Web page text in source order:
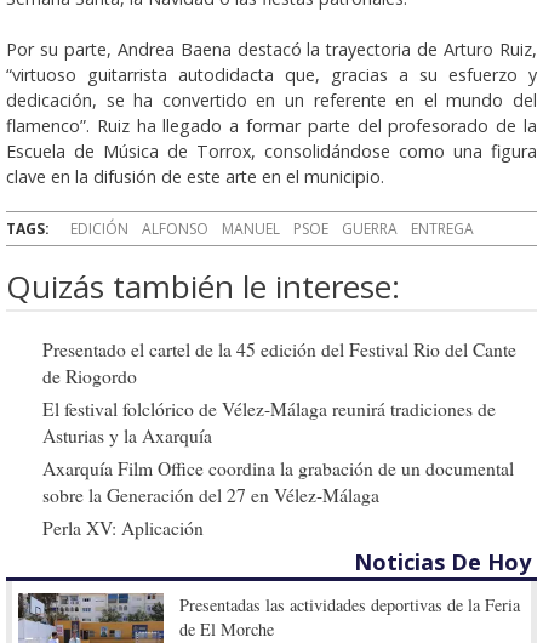
Por su parte, Andrea Baena destacó la trayectoria de Arturo Ruiz,
“virtuoso guitarrista autodidacta que, gracias a su esfuerzo y
dedicación, se ha convertido en un referente en el mundo del
flamenco”. Ruiz ha llegado a formar parte del profesorado de la
Escuela de Música de Torrox, consolidándose como una figura
clave en la difusión de este arte en el municipio.
TAGS: EDICIÓN ALFONSO MANUEL PSOE GUERRA ENTREGA
Quizás también le interese:
Presentado el cartel de la 45 edición del Festival Rio del Cante
de Riogordo
El festival folclórico de Vélez-Málaga reunirá tradiciones de
Asturias y la Axarquía
Axarquía Film Office coordina la grabación de un documental
sobre la Generación del 27 en Vélez-Málaga
Perla XV: Aplicación
Noticias De Hoy
Presentadas las actividades deportivas de la Feria
de El Morche